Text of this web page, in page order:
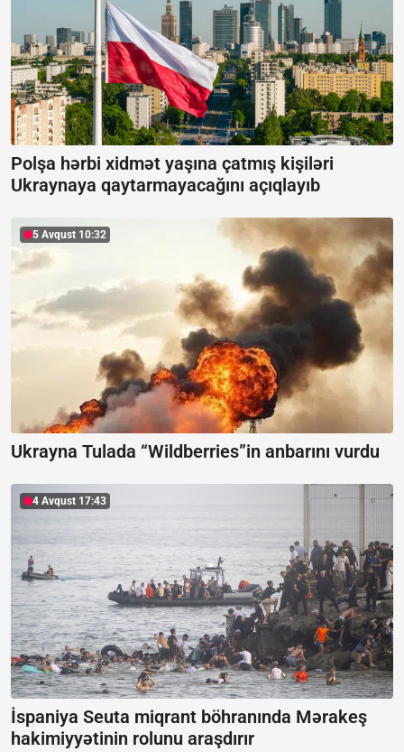
Polşa hərbi xidmət yaşına çatmış kişiləri
Ukraynaya qaytarmayacağını açıqlayıb
5 Avqust 10:32
Ukrayna Tulada “Wildberries”in anbarını vurdu
4 Avqust 17:43
İspaniya Seuta miqrant böhranında Mərakeş
hakimiyyətinin rolunu araşdırır